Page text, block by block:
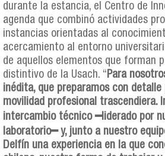
durante la estancia, el Centro de
agenda que combinó actividades
instancias orientadas al
acercamiento al entorno
de aquellos elementos que forman
distintivo de la Usach. “ Para
inédita, que preparamos con
movilidad profesional trascendiera.
intercambio técnico ━liderado por
laboratorio━ y, junto a nuestro
Delfín una experiencia en la que